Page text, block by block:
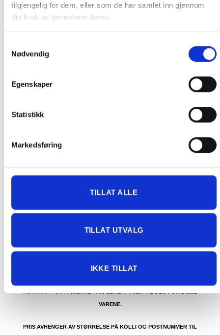
tilgjengelig for dem, eller som de har samlet inn gjennom
din bruk av tjenestene deres.
Nødvendig
Egenskaper
Statistikk
Markedsføring
TILLAT ALLE
TILLAT UTVALG
IKKE TILLAT
på pakken.
Produkter som kan knuses eller skades via. transport sendes ikke.
Har du ikke fått noen alternativ på frakt på din pakke så er
Noen produkter selges kun i
butikk, og får derfor kun opp valget klikk & hent. Hør med oss på
GRATIS FRAKT (Levert til hentested/butikk, ikke
MED POSTNORD. DET VIL SI PAKKER FRA 0-35 KG MED
DET ER IKKE GRATIS FRAKT PÅ ORDRE SOM IKKE KAN SENDES
KONTAKT FOR Å SJEKKE PRIS LEVERT HJEM TIL DEG FOR DISSE
VARENE.
PRIS AVHENGER AV STØRRELSE PÅ KOLLI OG POSTNUMMER TIL